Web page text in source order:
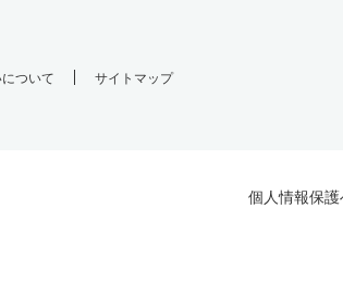
ついて サイトマップ
個人情報保